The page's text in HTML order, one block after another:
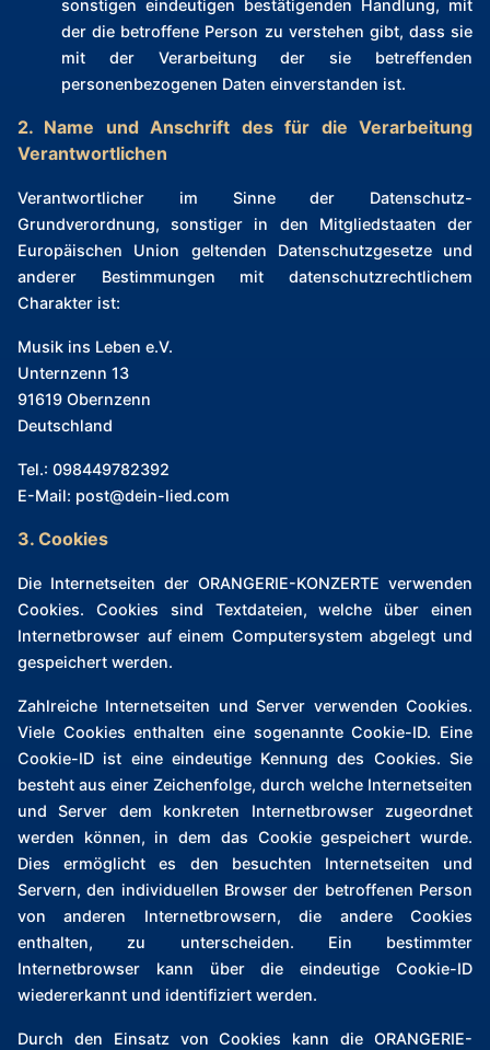
sonstigen eindeutigen bestätigenden Handlung, mit
der die betroffene Person zu verstehen gibt, dass sie
mit der Verarbeitung der sie betreffenden
personenbezogenen Daten einverstanden ist.
2. Name und Anschrift des für die Verarbeitung
Verantwortlichen
Verantwortlicher im Sinne der Datenschutz-
Grundverordnung, sonstiger in den Mitgliedstaaten der
Europäischen Union geltenden Datenschutzgesetze und
anderer Bestimmungen mit datenschutzrechtlichem
Charakter ist:
Musik ins Leben e.V.
Unternzenn 13
91619 Obernzenn
Deutschland
Tel.: 098449782392
E-Mail: post@dein-lied.com
3. Cookies
Die Internetseiten der ORANGERIE-KONZERTE verwenden
Cookies. Cookies sind Textdateien, welche über einen
Internetbrowser auf einem Computersystem abgelegt und
gespeichert werden.
Zahlreiche Internetseiten und Server verwenden Cookies.
Viele Cookies enthalten eine sogenannte Cookie-ID. Eine
Cookie-ID ist eine eindeutige Kennung des Cookies. Sie
besteht aus einer Zeichenfolge, durch welche Internetseiten
und Server dem konkreten Internetbrowser zugeordnet
werden können, in dem das Cookie gespeichert wurde.
Dies ermöglicht es den besuchten Internetseiten und
Servern, den individuellen Browser der betroffenen Person
von anderen Internetbrowsern, die andere Cookies
enthalten, zu unterscheiden. Ein bestimmter
Internetbrowser kann über die eindeutige Cookie-ID
wiedererkannt und identifiziert werden.
Durch den Einsatz von Cookies kann die ORANGERIE-